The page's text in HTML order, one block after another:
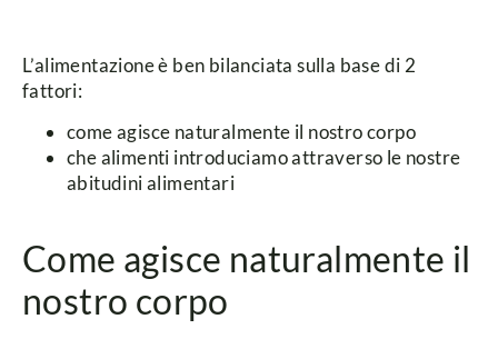
L’alimentazione è ben bilanciata sulla base di 2
fattori:
come agisce naturalmente il nostro corpo
che alimenti introduciamo attraverso le nostre
abitudini alimentari
Come agisce naturalmente il
nostro corpo